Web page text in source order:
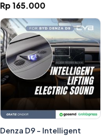
Rp 165.000
Denza D9 - Intelligent